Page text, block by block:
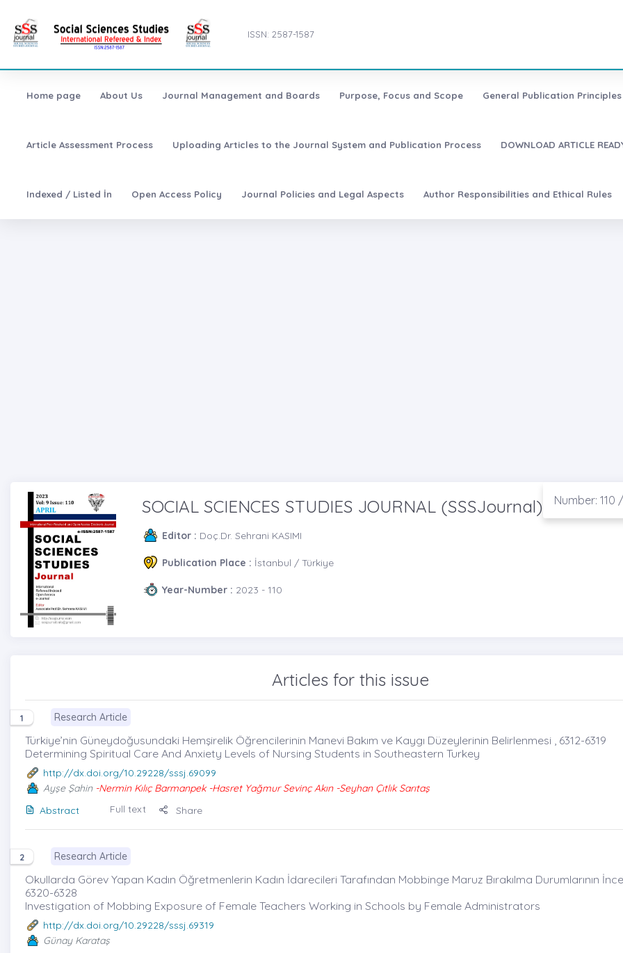
ISSN: 2587-1587
Home page About Us Journal Management and Boards Purpose, Focus and Scope General Publication
Article Assessment Process Uploading Articles to the Journal System and Publication Process DOWNLOAD ARTICLE
Indexed / Listed İn Open Access Policy Journal Policies and Legal Aspects Author Responsibilities and Ethical Rules
Number: 110
SOCIAL SCIENCES STUDIES JOURNAL (SSSJournal)
Editor : Doç.Dr. Sehrani KASIMI
Publication Place : İstanbul / Türkiye
Year-Number : 2023 - 110
Articles for this issue
1 Research Article
Türkiye’nin Güneydoğusundaki Hemşirelik Öğrencilerinin Manevi Bakım ve Kaygı Düzeylerinin Belirlenmesi , 6312-6319
Determining Spiritual Care And Anxiety Levels of Nursing Students in Southeastern Turkey
http://dx.doi.org/10.29228/sssj.69099
Ayşe Şahin-Nermin Kılıç Barmanpek -Hasret Yağmur Sevinç Akın -Seyhan Çıtlık Sarıtaş
Abstract
Full text Share
2 Research Article
Okullarda Görev Yapan Kadın Öğretmenlerin Kadın İdarecileri Tarafından Mobbinge Maruz Bırakılma Durumlarının
6320-6328
Investigation of Mobbing Exposure of Female Teachers Working in Schools by Female Administrators
http://dx.doi.org/10.29228/sssj.69319
Günay Karataş